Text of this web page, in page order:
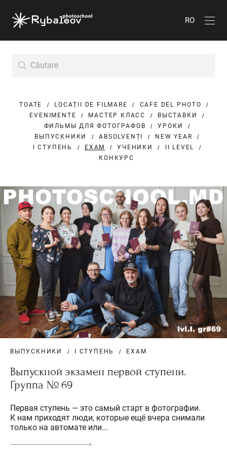
RO
TOATE LOCAȚII DE FILMARE
CAFE DEL PHOTO
EVENIMENTE
МАСТЕР КЛАСС
ВЫСТАВКИ
ФИЛЬМЫ ДЛЯ ФОТОГРАФОВ
УРОКИ
ВЫПУСКНИКИ
ABSOLVENȚI
NEW YEAR
I СТУПЕНЬ
EXAM УЧЕНИКИ
II LEVEL
КОНКУРС
ВЫПУСКНИКИ I СТУПЕНЬ EXAM
Выпускной экзамен первой ступени.
Группа № 69
Первая ступень — это самый старт в фотографии.
К нам приходят люди, которые ещё вчера снимали
только на автомате или...